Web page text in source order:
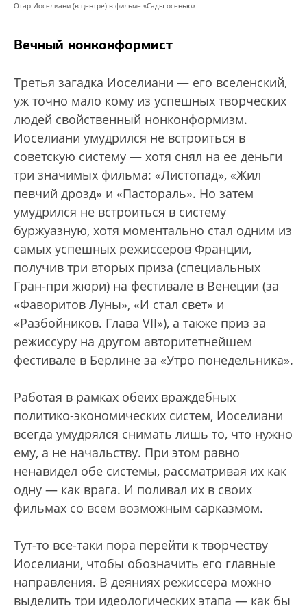
Отар Иоселиани (в центре) в фильме «Сады осенью»
Вечный нонконформист
Третья загадка Иоселиани — его вселенский,
уж точно мало кому из успешных творческих
людей свойственный нонконформизм.
Иоселиани умудрился не встроиться в
советскую систему — хотя снял на ее деньги
три значимых фильма: «Листопад», «Жил
певчий дрозд» и «Пастораль». Но затем
умудрился не встроиться в систему
буржуазную, хотя моментально стал одним из
самых успешных режиссеров Франции,
получив три вторых приза (специальных
Гран-при жюри) на фестивале в Венеции (за
«Фаворитов Луны», «И стал свет» и
«Разбойников. Глава VII»), а также приз за
режиссуру на другом авторитетнейшем
фестивале в Берлине за «Утро понедельника».
Работая в рамках обеих враждебных
политико-экономических систем, Иоселиани
всегда умудрялся снимать лишь то, что нужно
ему, а не начальству. При этом равно
ненавидел обе системы, рассматривая их как
одну — как врага. И поливал их в своих
фильмах со всем возможным сарказмом.
Тут-то все-таки пора перейти к творчеству
Иоселиани, чтобы обозначить его главные
направления. В деяниях режиссера можно
выделить три идеологических этапа — как бы